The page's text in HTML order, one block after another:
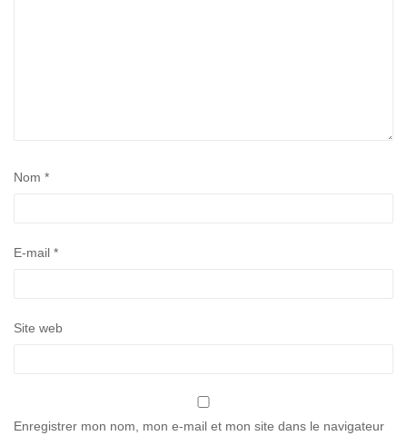
Nom *
E-mail *
Site web
Enregistrer mon nom, mon e-mail et mon site dans le navigateur